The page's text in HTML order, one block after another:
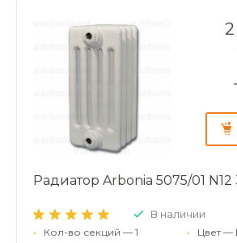
-
Радиатор Arbonia 5075/01 N12
В наличии
•
Кол-во секций — 1
•
Цвет —